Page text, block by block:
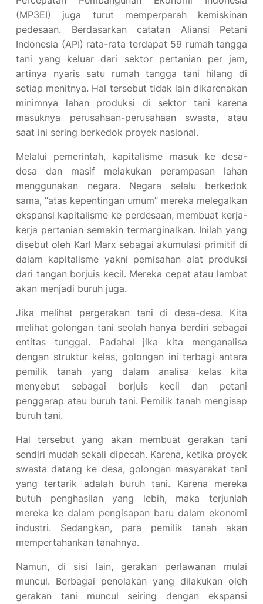
(MP3EI) juga turut memperparah kemiskinan
pedesaan. Berdasarkan catatan Aliansi Petani
Indonesia (API) rata-rata terdapat 59 rumah tangga
tani yang keluar dari sektor pertanian per jam,
artinya nyaris satu rumah tangga tani hilang di
setiap menitnya. Hal tersebut tidak lain dikarenakan
minimnya lahan produksi di sektor tani karena
masuknya perusahaan-perusahaan swasta, atau
saat ini sering berkedok proyek nasional.
Melalui pemerintah, kapitalisme masuk ke desa-
desa dan masif melakukan perampasan lahan
menggunakan negara. Negara selalu berkedok
sama, “atas kepentingan umum” mereka melegalkan
ekspansi kapitalisme ke perdesaan, membuat kerja-
kerja pertanian semakin termarginalkan. Inilah yang
disebut oleh Karl Marx sebagai akumulasi primitif di
dalam kapitalisme yakni pemisahan alat produksi
dari tangan borjuis kecil. Mereka cepat atau lambat
akan menjadi buruh juga.
Jika melihat pergerakan tani di desa-desa. Kita
melihat golongan tani seolah hanya berdiri sebagai
entitas tunggal. Padahal jika kita menganalisa
dengan struktur kelas, golongan ini terbagi antara
pemilik tanah yang dalam analisa kelas kita
menyebut sebagai borjuis kecil dan petani
penggarap atau buruh tani. Pemilik tanah mengisap
buruh tani.
Hal tersebut yang akan membuat gerakan tani
sendiri mudah sekali dipecah. Karena, ketika proyek
swasta datang ke desa, golongan masyarakat tani
yang tertarik adalah buruh tani. Karena mereka
butuh penghasilan yang lebih, maka terjunlah
mereka ke dalam pengisapan baru dalam ekonomi
industri. Sedangkan, para pemilik tanah akan
mempertahankan tanahnya.
Namun, di sisi lain, gerakan perlawanan mulai
muncul. Berbagai penolakan yang dilakukan oleh
gerakan tani muncul seiring dengan ekspansi